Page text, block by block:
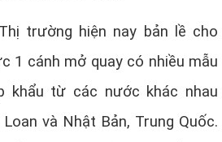
Thị trường hiện nay bản lề cho
1 cánh mở quay có nhiều mẫu
khẩu từ các nước khác nhau
và Nhật Bản, Trung Quốc.